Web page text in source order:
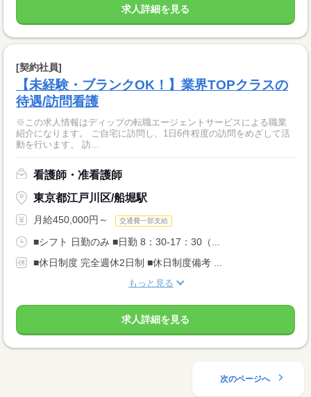
求人詳細を見る
[契約社員]
【未経験・ブランクOK！】業界TOPクラスの
待遇/訪問看護
※この求人情報はディップの転職エージェントサービスによる職業
紹介になります。 ご自宅に訪問し、1日6件程度の訪問をめざして活
動を行います。 訪...
看護師・准看護師
東京都江戸川区/船堀駅
月給450,000円～ 交通費一部支給
■シフト 日勤のみ ■日勤 8：30-17：30（...
■休日制度 完全週休2日制 ■休日制度備考 ...
もっと見る
求人詳細を見る
次のページへ